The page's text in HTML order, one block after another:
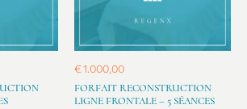
€1.000,00
FORFAIT RECONSTRUCTION
LIGNE FRONTALE – 5 SÉANCES